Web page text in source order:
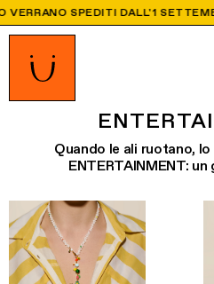
SPEDITI DALL'1 SETTEMBRE
Quando le ali ruotano,
ENTERTAINMENT: